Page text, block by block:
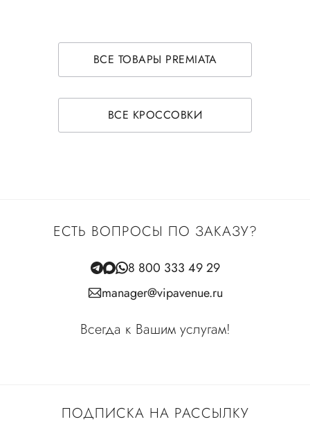
ВСЕ ТОВАРЫ PREMIATA
ВСЕ КРОССОВКИ
ПОДПИСКА НА РАССЫЛКУ
ЕСТЬ ВОПРОСЫ ПО ЗАКАЗУ?
8 800 333 49 29
manager@vipavenue.ru
Всегда к Вашим услугам!